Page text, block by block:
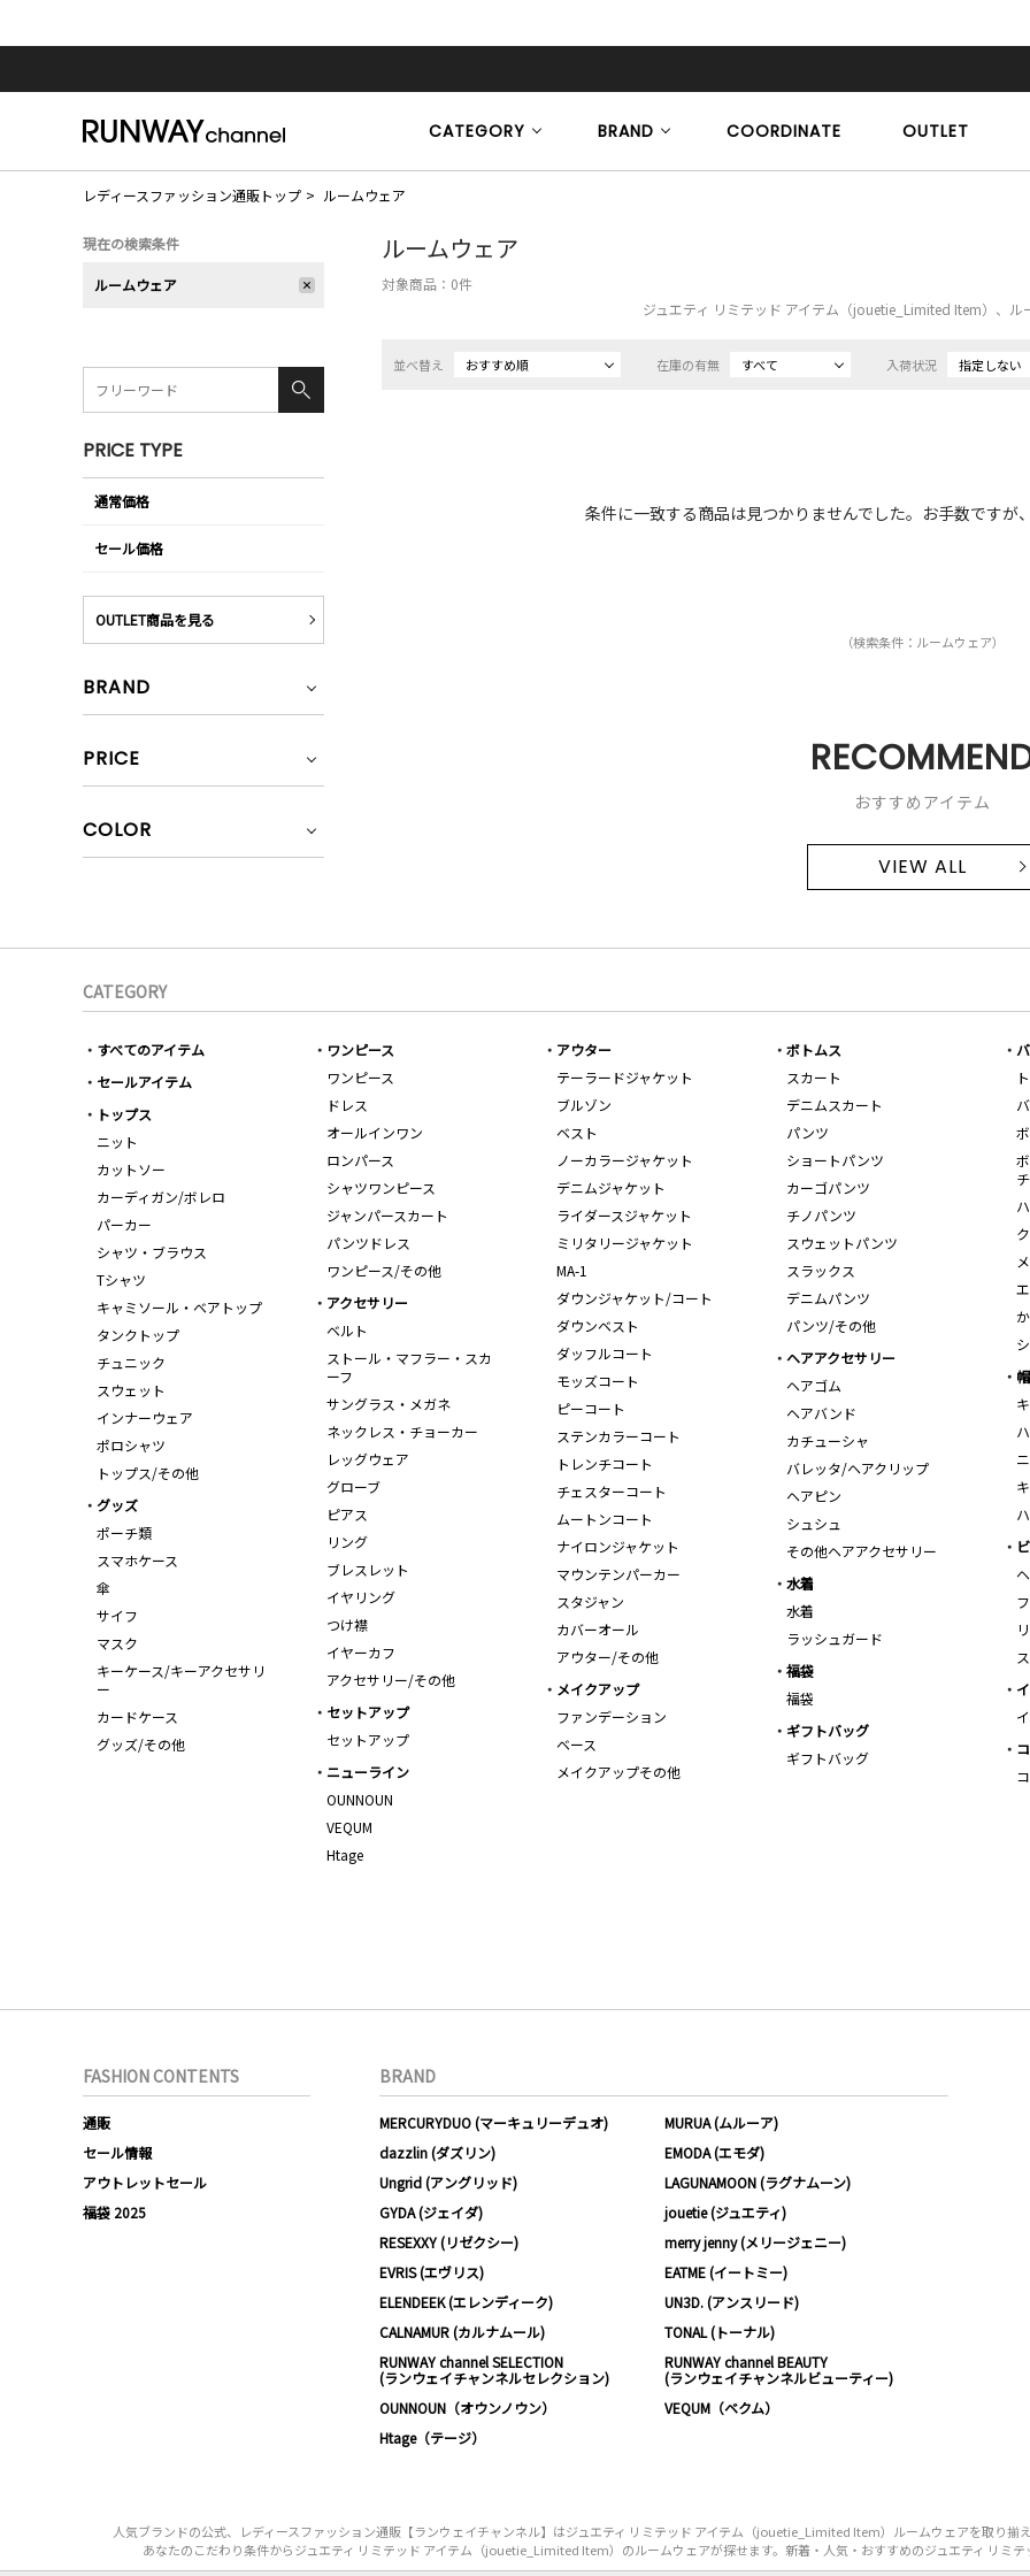
CATEGORY BRAND COORDINATE OUTLET
レディースファッション通販トップ ルームウェア
ルームウェア
対象商品： 0件
ジュエティ リミテッド アイテム（jouetie_Limited Item）、ル
並べ替え おすすめ順 在庫の有無 すべて 入荷状況 指定しない
条件に一致する商品は見つかりませんでした。お手数ですが
（検索条件：ルームウェア）
おすすめアイテム
VIEW ALL
現在の検索条件
ルームウェア
PRICE TYPE
通常価格
セール価格
OUTLET商品を見る
BRAND
PRICE
COLOR
CATEGORY
すべてのアイテム
セールアイテム
トップス
ニット
カットソー
カーディガン/ボレロ
パーカー
シャツ・ブラウス
Tシャツ
キャミソール・ベアトップ
タンクトップ
チュニック
スウェット
インナーウェア
ポロシャツ
トップス/その他
ワンピース
ワンピース
ドレス
オールインワン
ロンパース
シャツワンピース
ジャンパースカート
パンツドレス
ワンピース/その他
アウター
テーラードジャケット
ブルゾン
ベスト
ノーカラージャケット
デニムジャケット
ライダースジャケット
ミリタリージャケット
MA-1
ダウンジャケット/コート
ダウンベスト
ダッフルコート
モッズコート
ピーコート
ステンカラーコート
トレンチコート
チェスターコート
ムートンコート
ナイロンジャケット
マウンテンパーカー
スタジャン
カバーオール
アウター/その他
ボトムス
スカート
デニムスカート
パンツ
ショートパンツ
カーゴパンツ
チノパンツ
スウェットパンツ
スラックス
デニムパンツ
パンツ/その他
チ
アクセサリー
ベルト
ストール・マフラー・スカ
ーフ
サングラス・メガネ
ネックレス・チョーカー
レッグウェア
グローブ
ピアス
リング
ブレスレット
イヤリング
つけ襟
イヤーカフ
アクセサリー/その他
ヘアアクセサリー
ヘアゴム
ヘアバンド
カチューシャ
バレッタ/ヘアクリップ
ヘアピン
シュシュ
その他ヘアアクセサリー
グッズ
ポーチ類
スマホケース
傘
サイフ
マスク
キーケース/キーアクセサリ
ー
カードケース
グッズ/その他
水着
水着
ラッシュガード
福袋
福袋
メイクアップ
ファンデーション
ベース
メイクアップその他
セットアップ
セットアップ
ギフトバッグ
ギフトバッグ
ニューライン
OUNNOUN
VEQUM
Htage
FASHION CONTENTS
通販
セール情報
アウトレットセール
福袋 2025
BRAND
MERCURYDUO (マーキュリーデュオ)
MURUA (ムルーア)
dazzlin (ダズリン)
EMODA (エモダ)
Ungrid (アングリッド)
LAGUNAMOON (ラグナムーン)
GYDA (ジェイダ)
jouetie (ジュエティ)
RESEXXY (リゼクシー)
merry jenny (メリージェニー)
EVRIS (エヴリス)
EATME (イートミー)
ELENDEEK (エレンディーク)
UN3D. (アンスリード)
CALNAMUR (カルナムール)
TONAL (トーナル)
RUNWAY channel SELECTION
(ランウェイチャンネルセレクション)
RUNWAY channel BEAUTY
(ランウェイチャンネルビューティー)
OUNNOUN（オウンノウン）
VEQUM（ベクム）
Htage（テージ）
人気ブランドの公式、レディースファッション通販【ランウェイチャンネル】はジュエティ リミテッド アイテム（jouetie_Limited Item）ルームウェアを取り揃
あなたのこだわり条件からジュエティ リミテッド アイテム（jouetie_Limited Item）のルームウェアが探せます。新着・人気・おすすめのジュエティ リ